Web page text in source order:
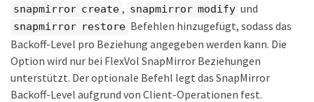
snapmirror create , snapmirror modify und
snapmirror restore Befehlen hinzugefügt, sodass das
Backoff-Level pro Beziehung angegeben werden kann. Die
Option wird nur bei FlexVol SnapMirror Beziehungen
unterstützt. Der optionale Befehl legt das SnapMirror
Backoff-Level aufgrund von Client-Operationen fest.